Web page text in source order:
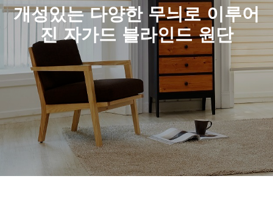
개성있는 다양한 무늬로 이루어
진 자가드 블라인드 원단